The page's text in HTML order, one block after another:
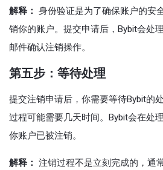
解释： 身份验证是为了确保账户的安
销你的账户。提交申请后，Bybit会处
邮件确认注销操作。
第五步：等待处理
提交注销申请后，你需要等待Bybit的
过程可能需要几天时间。Bybit会在处
你账户已被注销。
解释： 注销过程不是立刻完成的，通